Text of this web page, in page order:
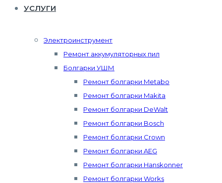
УСЛУГИ
Электроинструмент
Ремонт аккумуляторных пил
Болгарки УШМ
Ремонт болгарки Metabo
Ремонт болгарки Makita
Ремонт болгарки DeWalt
Ремонт болгарки Bosch
Ремонт болгарки Crown
Ремонт болгарки AEG
Ремонт болгарки Hanskonner
Ремонт болгарки Works